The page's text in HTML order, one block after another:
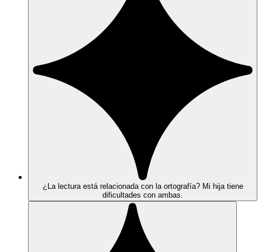
¿La lectura está relacionada con la ortografía? Mi hija tiene
dificultades con ambas.